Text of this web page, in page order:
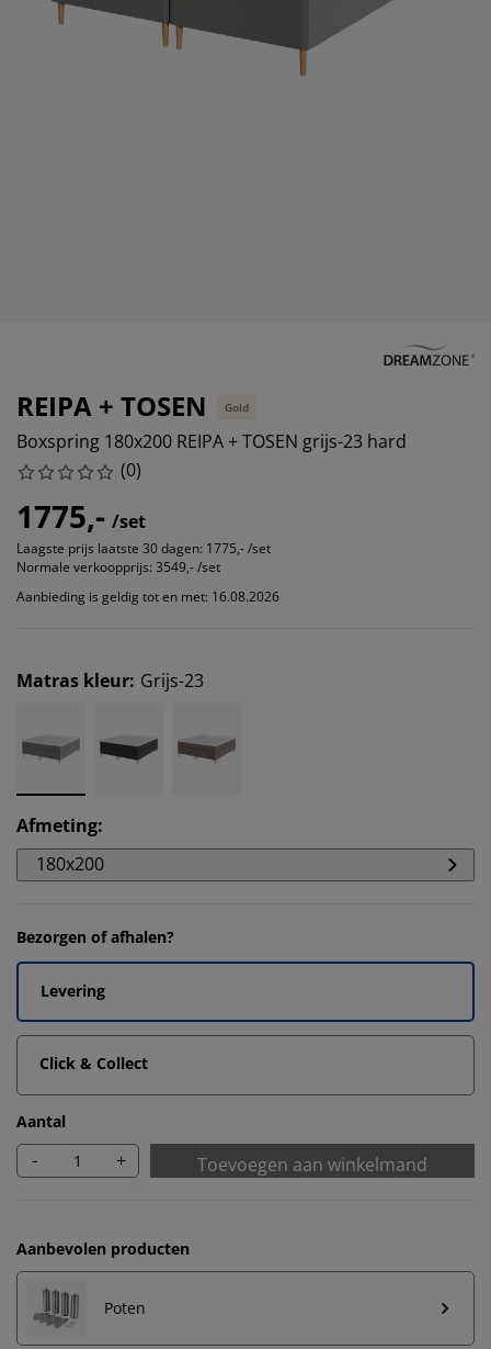
en accessoires
REIPA + TOSEN Gold
Boxspring 180x200 REIPA + TOSEN grijs-23 hard
(0)
1775,- /set
Laagste prijs laatste 30 dagen: 1775,- /set
Normale verkoopprijs: 3549,- /set
Aanbieding is geldig tot en met: 16.08.2026
Matras kleur: Grijs-23
Afmeting:
180x200
Bezorgen of afhalen?
Levering
Click & Collect
Aantal
- + Toevoegen aan winkelmand
Aanbevolen producten
Poten